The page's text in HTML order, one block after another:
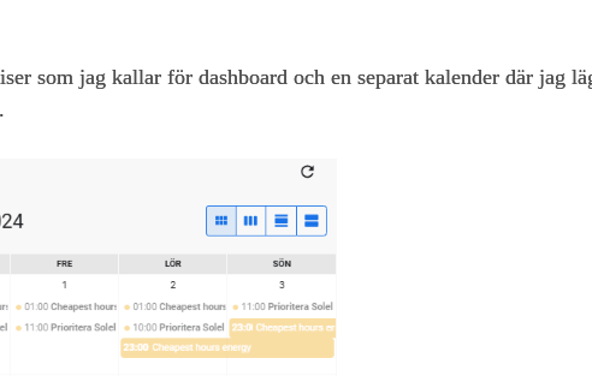
som jag kallar för dashboard och en separat kalender där jag